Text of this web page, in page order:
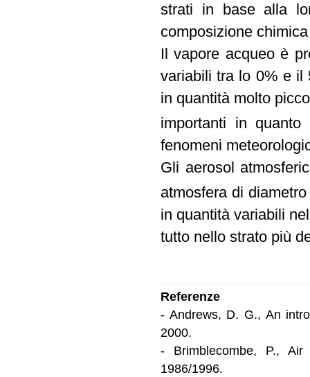
strati in base alla
composizione
Il vapore acqueo è
variabili tra lo 0% e il
in quantità molto
importanti in quanto
fenomeni
Gli aerosol
atmosfera di
in quantità variabili
tutto nello strato più
Referenze
- Andrews, D. G., An
2000.
- Brimblecombe, P., Air
1986/1996.